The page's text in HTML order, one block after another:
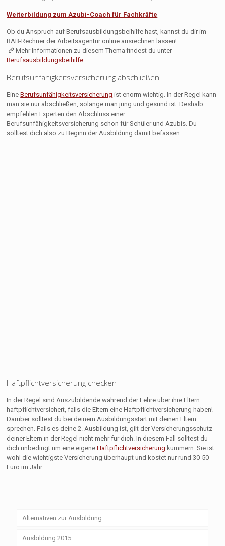
Weiterbildung zum Azubi-Coach für Fachkräfte
Ob du Anspruch auf Berufsausbildungsbeihilfe hast, kannst du dir im
BAB-Rechner der Arbeitsagentur online ausrechnen lassen!
Mehr Informationen zu diesem Thema findest du unter
Berufsausbildungsbeihilfe.
Berufsunfähigkeitsversicherung abschließen
EineBerufsunfähigkeitsversicherung ist enorm wichtig. In der Regel kann
man sie nur abschließen, solange man jung und gesund ist. Deshalb
empfehlen Experten den Abschluss einer
Berufsunfähigkeitsversicherung schon für Schüler und Azubis. Du
solltest dich also zu Beginn der Ausbildung damit befassen.
Haftpflichtversicherung checken
In der Regel sind Auszubildende während der Lehre über ihre Eltern
haftpflichtversichert, falls die Eltern eine Haftpflichtversicherung haben!
Darüber solltest du bei deinem Ausbildungsstart mit deinen Eltern
sprechen. Falls es deine 2. Ausbildung ist, gilt der Versicherungsschutz
deiner Eltern in der Regel nicht mehr für dich. In diesem Fall solltest du
dich unbedingt um eine eigeneHaftpflichtversicherung kümmern. Sie ist
wohl die wichtigste Versicherung überhaupt und kostet nur rund 30-50
Euro im Jahr.
Alternativen zur Ausbildung
Ausbildung 2015